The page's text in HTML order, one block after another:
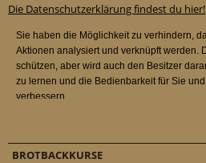
Die Datenschutzerklärung findest du hier!
BROTBACKKURSE